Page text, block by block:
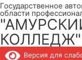
Государственное
области
КОЛЛЕДЖ"
Версия для